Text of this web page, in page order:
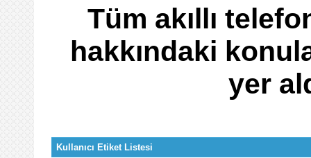
Tüm akıllı
hakkındaki
yer
Kullanıcı Etiket Listesi